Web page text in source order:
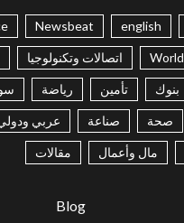
english
Newsbeat
World اتصالات وتكنولوجيا
بنوك تأمين رياضة
صحة صناعة عربي
مال وأعمال مقالات
Blog